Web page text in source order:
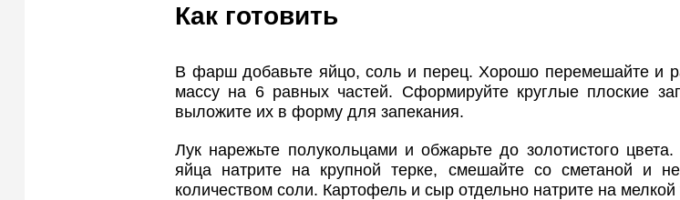
Как готовить
В фарш добавьте яйцо, соль и перец. Хорошо перемешайте и
массу на 6 равных частей. Сформируйте круглые плоские
выложите их в форму для запекания.
Лук нарежьте полукольцами и обжарьте до золотистого
яйца натрите на крупной терке, смешайте со сметаной и
количеством соли. Картофель и сыр отдельно натрите на мелкой